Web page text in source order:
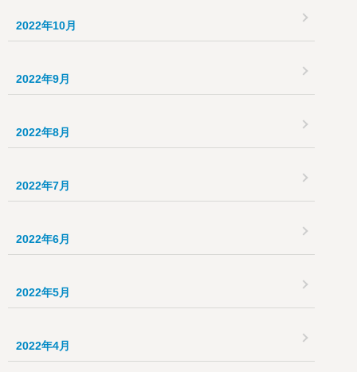
2022年10月
2022年9月
2022年8月
2022年7月
2022年6月
2022年5月
2022年4月